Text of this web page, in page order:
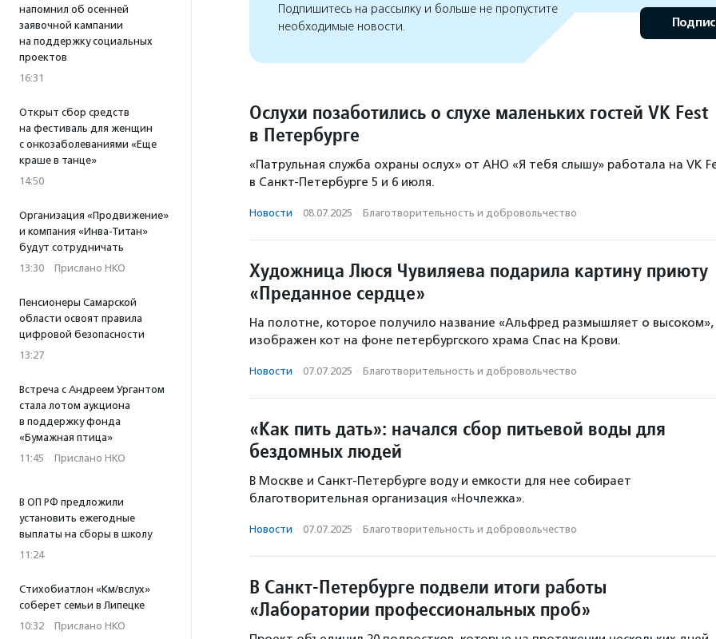
напомнил об осенней
заявочной кампании
на поддержку социальных
проектов
16:31
Открыт сбор средств
на фестиваль для женщин
с онкозаболеваниями «Еще
краше в танце»
14:50
Организация «Продвижение»
и компания «Инва-Титан»
будут сотрудничать
13:30 · Прислано НКО
Пенсионеры Самарской
области освоят правила
цифровой безопасности
13:27
Встреча с Андреем Ургантом
стала лотом аукциона
в поддержку фонда
«Бумажная птица»
11:45 · Прислано НКО
В ОП РФ предложили
установить ежегодные
выплаты на сборы в школу
11:24
Стихобиатлон «Км/вслух»
соберет семьи в Липецке
10:32 · Прислано НКО
Подпишитесь на рассылку и больше не пропустите
необходимые новости.
Ослухи позаботились о слухе маленьких гостей VK Fest
в Петербурге
«Патрульная служба охраны ослух» от АНО «Я тебя слышу» работала на VK
в Санкт-Петербурге 5 и 6 июля.
Новости · 08.07.2025 · Благотвори­тель­ность и доброволь­чест­во
Художница Люся Чувиляева подарила картину приюту
«Преданное сердце»
На полотне, которое получило название «Альфред размышляет о высоком»,
изображен кот на фоне петербургского храма Спас на Крови.
Новости · 07.07.2025 · Благотвори­тель­ность и доброволь­чест­во
«Как пить дать»: начался сбор питьевой воды для
бездомных людей
В Москве и Санкт-Петербурге воду и емкости для нее собирает
благотворительная организация «Ночлежка».
Новости · 07.07.2025 · Благотвори­тель­ность и доброволь­чест­во
В Санкт-Петербурге подвели итоги работы
«Лаборатории профессиональных проб»